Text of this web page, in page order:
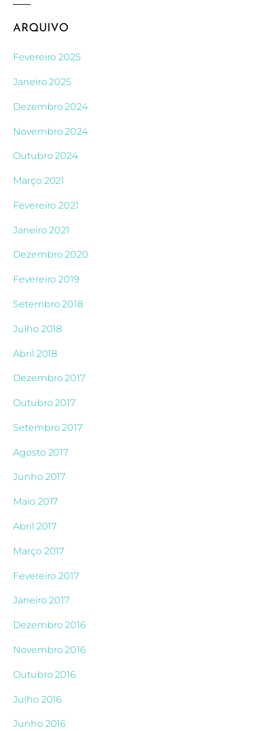
ARQUIVO
Fevereiro 2025
Janeiro 2025
Dezembro 2024
Novembro 2024
Outubro 2024
Março 2021
Fevereiro 2021
Janeiro 2021
Dezembro 2020
Fevereiro 2019
Setembro 2018
Julho 2018
Abril 2018
Dezembro 2017
Outubro 2017
Setembro 2017
Agosto 2017
Junho 2017
Maio 2017
Abril 2017
Março 2017
Fevereiro 2017
Janeiro 2017
Dezembro 2016
Novembro 2016
Outubro 2016
Julho 2016
Junho 2016